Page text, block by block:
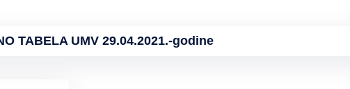
TABELA UMV 29.04.2021.-godine